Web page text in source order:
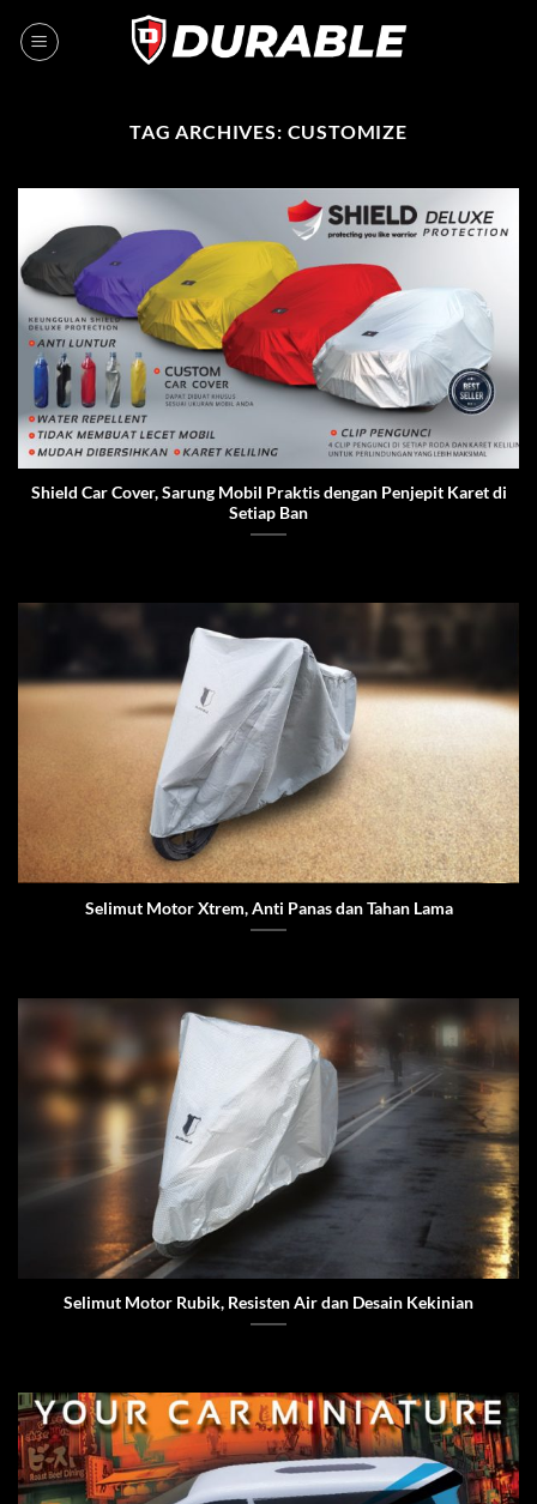
TAG ARCHIVES: CUSTOMIZE
Shield Car Cover, Sarung Mobil Praktis dengan Penjepit Karet di
Setiap Ban
Selimut Motor Xtrem, Anti Panas dan Tahan Lama
Selimut Motor Rubik, Resisten Air dan Desain Kekinian